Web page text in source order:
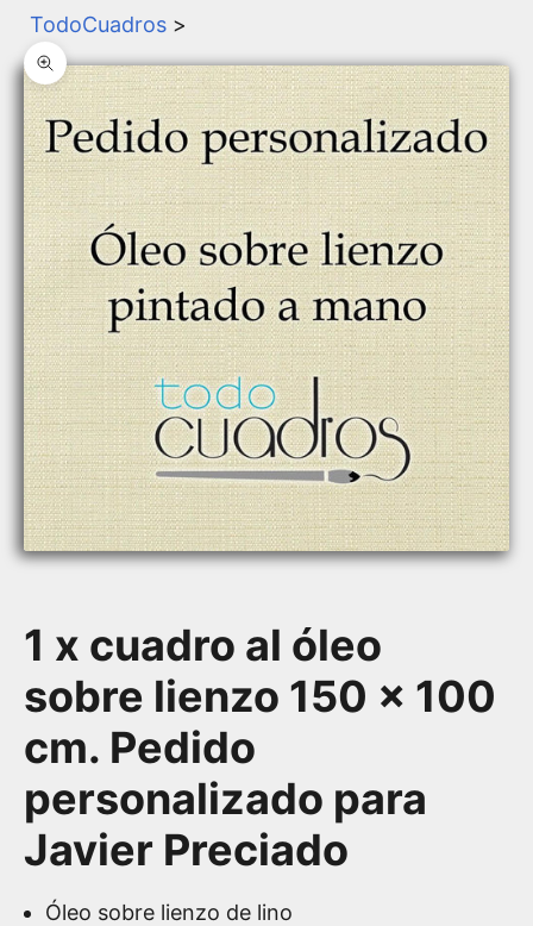
TodoCuadros >
Zoom
1 x cuadro al óleo
sobre lienzo 150 x 100
cm. Pedido
personalizado para
Javier Preciado
Óleo sobre lienzo de lino